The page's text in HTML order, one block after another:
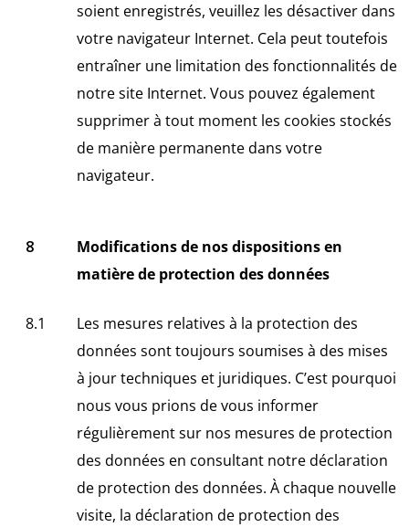
soient enregistrés, veuillez les désactiver dans
votre navigateur Internet. Cela peut toutefois
entraîner une limitation des fonctionnalités de
notre site Internet. Vous pouvez également
supprimer à tout moment les cookies stockés
de manière permanente dans votre
navigateur.
Modifications de nos dispositions en
matière de protection des données
Les mesures relatives à la protection des
données sont toujours soumises à des mises
à jour techniques et juridiques. C’est pourquoi
nous vous prions de vous informer
régulièrement sur nos mesures de protection
des données en consultant notre déclaration
de protection des données. À chaque nouvelle
visite, la déclaration de protection des